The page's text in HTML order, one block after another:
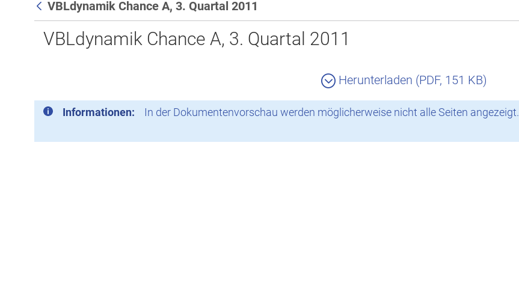
Zurück
VBLdynamik Chance A, 3. Quartal 2011
VBLdynamik Chance A, 3. Quartal 2011
Herunterladen (PDF, 151 KB)
Informationen: In der Dokumentenvorschau werden möglicherweise nicht alle Seiten angezeigt.